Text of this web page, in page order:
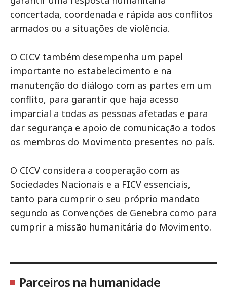
concertada, coordenada e rápida aos conflitos
armados ou a situações de violência.
O CICV também desempenha um papel
importante no estabelecimento e na
manutenção do diálogo com as partes em um
conflito, para garantir que haja acesso
imparcial a todas as pessoas afetadas e para
dar segurança e apoio de comunicação a todos
os membros do Movimento presentes no país.
O CICV considera a cooperação com as
Sociedades Nacionais e a FICV essenciais,
tanto para cumprir o seu próprio mandato
segundo as Convenções de Genebra como para
cumprir a missão humanitária do Movimento.
Parceiros na humanidade